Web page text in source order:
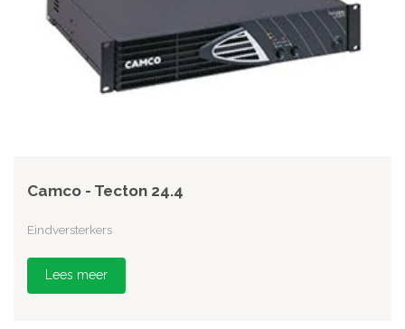
Camco - Tecton 24.4
Eindversterkers
Lees meer